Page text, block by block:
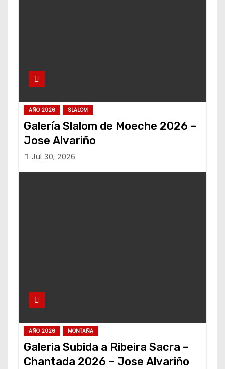
AÑO 2026 SLALOM
Galería Slalom de Moeche 2026 –
Jose Alvariño
Jul 30, 2026
AÑO 2026 MONTAÑA
Galeria Subida a Ribeira Sacra –
Chantada 2026 – Jose Alvariño